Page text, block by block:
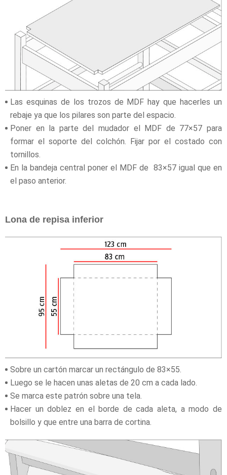
Las esquinas de los trozos de MDF hay que hacerles un
rebaje ya que los pilares son parte del espacio.
Poner en la parte del mudador el MDF de 77×57 para
formar el soporte del colchón. Fijar por el costado con
tornillos.
En la bandeja central poner el MDF de 83×57 igual que en
el paso anterior.
Lona de repisa inferior
Sobre un cartón marcar un rectángulo de 83×55.
Luego se le hacen unas aletas de 20 cm a cada lado.
Se marca este patrón sobre una tela.
Hacer un doblez en el borde de cada aleta, a modo de
bolsillo y que entre una barra de cortina.